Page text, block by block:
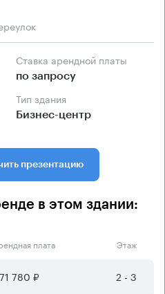
Ставка арендной платы
по запросу
Тип здания
Бизнес-центр
презентацию
в этом здании:
плата Этаж
780 ₽ 2 - 3